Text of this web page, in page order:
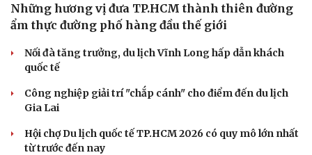
Những hương vị đưa TP.HCM thành thiên đường
ẩm thực đường phố hàng đầu thế giới
Nối đà tăng trưởng, du lịch Vĩnh Long hấp dẫn khách
quốc tế
Công nghiệp giải trí "chắp cánh" cho điểm đến du lịch
Gia Lai
Hội chợ Du lịch quốc tế TP.HCM 2026 có quy mô lớn nhất
từ trước đến nay